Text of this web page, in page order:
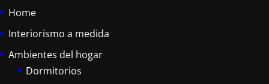
Home
Interiorismo a medida
Ambientes del hogar
Dormitorios